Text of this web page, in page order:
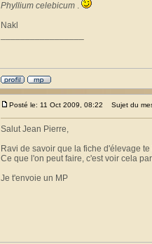
Phyllium celebicum .
Nakl
Posté le: 11 Oct 2009, 08:22 Sujet du
Salut Jean Pierre,
Ravi de savoir que la fiche d'élevage te
Ce que l'on peut faire, c'est voir cela
Je t'envoie un MP